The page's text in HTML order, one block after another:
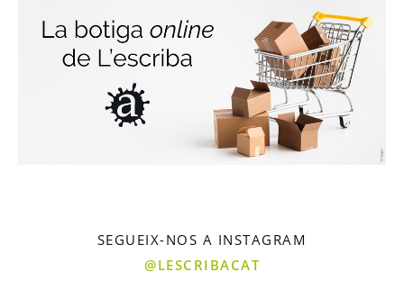
SEGUEIX-NOS A INSTAGRAM
@LESCRIBACAT